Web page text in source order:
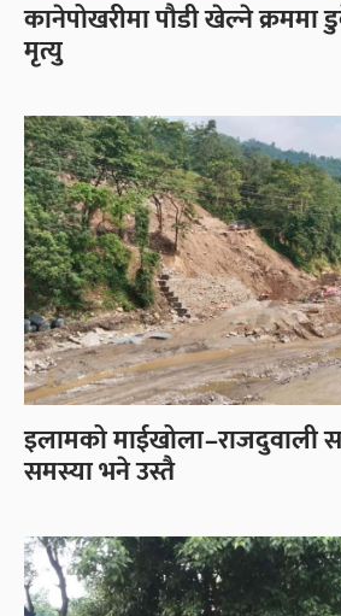
कानेपोखरीमा पौडी खेल्ने
मृत्यु
इलामको माईखोला–राजदुवाली
समस्या भने उस्तै